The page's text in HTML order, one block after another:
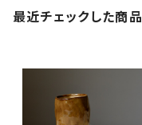
最近チェックした商品